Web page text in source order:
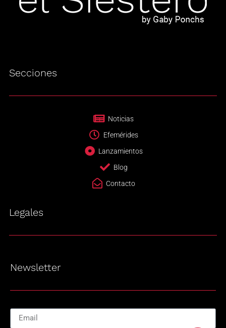
Secciones
Noticias
Efemérides
Lanzamientos
Blog
Contacto
Legales
Newsletter